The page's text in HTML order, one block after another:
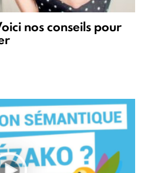
nos conseils pour